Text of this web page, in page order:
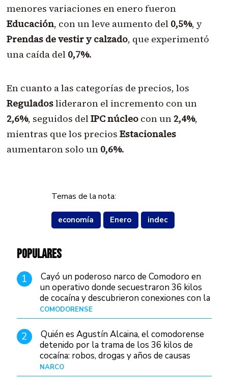
menores variaciones en enero fueron
Educación, con un leve aumento del 0,5%, y
Prendas de vestir y calzado, que experimentó
una caída del 0,7%.
En cuanto a las categorías de precios, los
Reguladoslideraron el incremento con un
2,6%, seguidos delIPC núcleocon un 2,4%,
mientras que los precios Estacionales
aumentaron solo un 0,6%.
Temas de la nota:
economía Enero indec
POPULARES
1
Cayó un poderoso narco de Comodoro en
un operativo donde secuestraron 36 kilos
de cocaína y descubrieron conexiones con la
Patagonia
COMODORENSE
2
Quién es Agustín Alcaina, el comodorense
detenido por la trama de los 36 kilos de
cocaína: robos, drogas y años de causas
judiciales
NARCO